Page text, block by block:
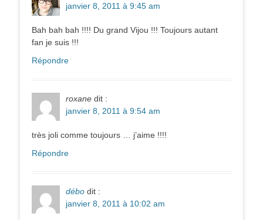
janvier 8, 2011 à 9:45 am
Bah bah bah !!!! Du grand Vijou !!! Toujours autant
fan je suis !!!
Répondre
roxane dit :
janvier 8, 2011 à 9:54 am
très joli comme toujours … j’aime !!!!
Répondre
débo dit :
janvier 8, 2011 à 10:02 am